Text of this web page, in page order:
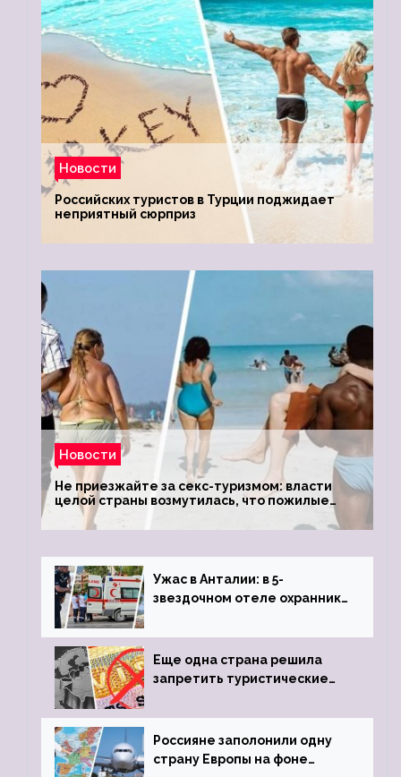
Новости
Российских туристов в Турции поджидает
неприятный сюрприз
Новости
Не приезжайте за секс-туризмом: власти
целой страны возмутилась, что пожилые
туристки массово едут к ним, чтобы
обзавестись молодыми любовниками
Ужас в Анталии: в 5-
звездочном отеле охранник
пистолета
Еще одна страна решила
запретить туристические
Россияне заполонили одну
страну Европы на фоне